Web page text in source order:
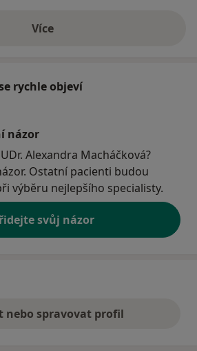
Víceo adrese
rychle objeví
názor
Alexandra Macháčková?
Ostatní pacienti budou
výběru nejlepšího specialisty.
svůj názor
nebo spravovat profil